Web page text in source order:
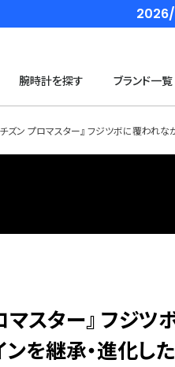
2026/
腕時計を探す ブランド一覧
チズン プロマスター』 フジツボに覆われ
マスター』 フジ
ンを継承・進化